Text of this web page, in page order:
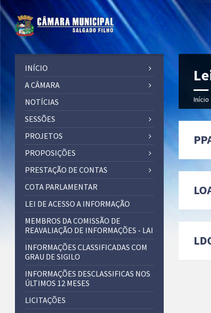
Início
INÍCIO
A CÂMARA
NOTÍCIAS
SESSÕES
PROJETOS
PROPOSIÇÕES
PRESTAÇÃO DE CONTAS
COTA PARLAMENTAR
LEI DE ACESSO A INFORMAÇÃO
MEMBROS DA COMISSÃO DE
REAVALIAÇÃO DE INFORMAÇÕES - LAI
INFORMAÇÕES CLASSIFICADAS COM
GRAU DE SIGILO
INFORMAÇÕES DESCLASSIFICAS NOS
ÚLTIMOS 12 MESES
LICITAÇÕES